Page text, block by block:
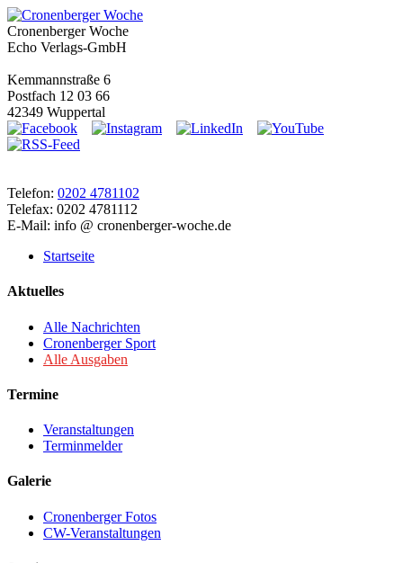
Cronenberger Woche
Echo Verlags-GmbH
Kemmannstraße 6
Postfach 12 03 66
42349 Wuppertal
Telefon: 0202 4781102
Telefax: 0202 4781112
E-Mail: info @ cronenberger-woche.de
Startseite
Aktuelles
Alle Nachrichten
Cronenberger Sport
Alle Ausgaben
Termine
Veranstaltungen
Terminmelder
Galerie
Cronenberger Fotos
CW-Veranstaltungen